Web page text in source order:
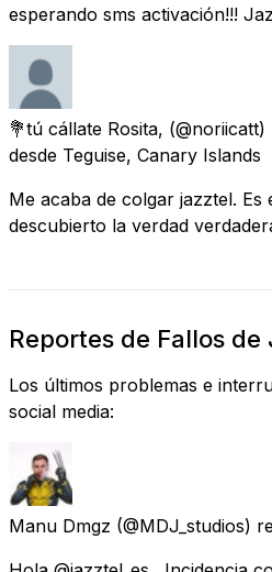
esperando sms activación!!!
💐tú cállate Rosita,
desde Teguise, Canary Islands
Me acaba de colgar jazztel. Es
descubierto la verdad
Reportes de Fallos de
Los últimos problemas e
social media:
Manu Dmgz (@MDJ_studios)